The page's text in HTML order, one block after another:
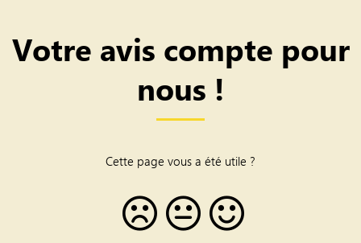
Votre avis compte pour
nous !
Cette page vous a été utile ?